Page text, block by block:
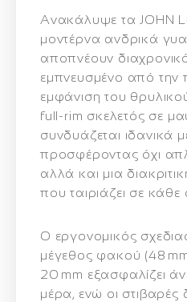
Ανακάλυψε τα JOHN
μοντέρνα ανδρικά
αποπνέουν
εμπνευσμένο από την
εμφάνιση του
full‑rim σκελετός σε
συνδυάζεται ιδανικά
προσφέροντας όχι
αλλά και μια
που ταιριάζει σε κάθε
Ο εργονομικός
μέγεθος φακού (48
20 mm εξασφαλίζει
μέρα, ενώ οι στιβαρές